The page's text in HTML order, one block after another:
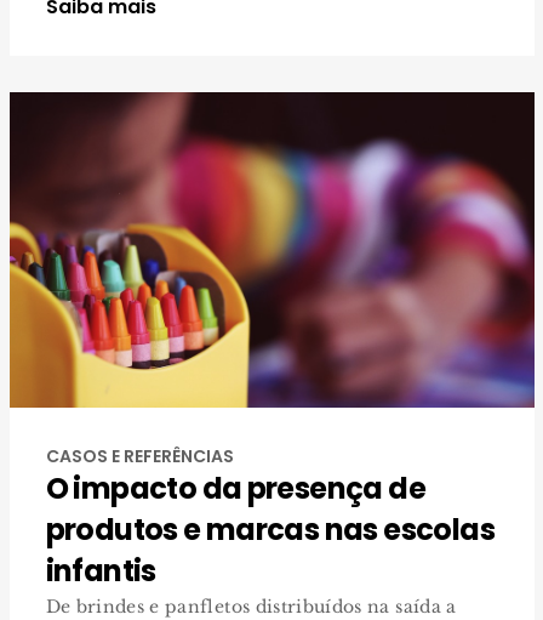
Saiba mais
CASOS E REFERÊNCIAS
O impacto da presença de
produtos e marcas nas escolas
infantis
De brindes e panfletos distribuídos na saída a